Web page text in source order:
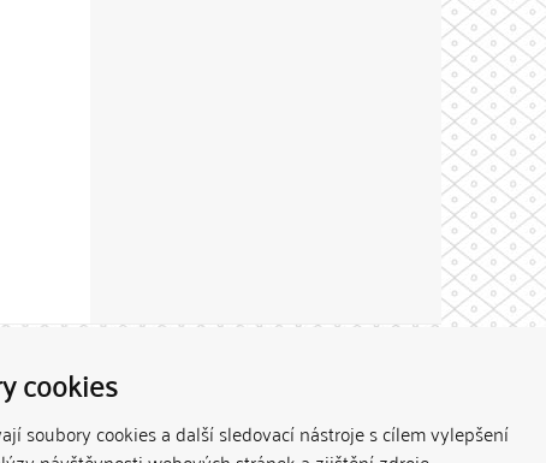
cookies
soubory cookies a další sledovací nástroje s cílem vylepšení